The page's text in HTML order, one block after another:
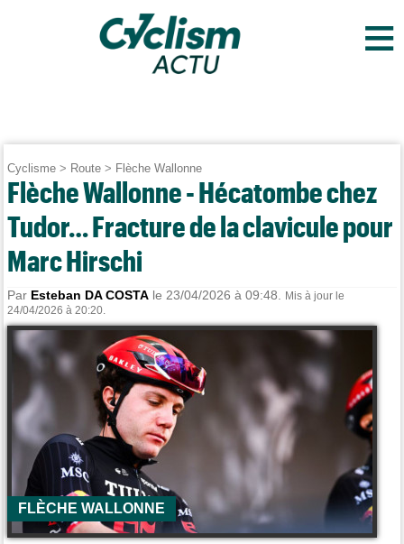
≡
Cyclisme > Route > Flèche Wallonne
Flèche Wallonne - Hécatombe chez
Tudor… Fracture de la clavicule pour
Marc Hirschi
Par Esteban DA COSTA le 23/04/2026 à 09:48.
Mis à jour le
24/04/2026 à 20:20.
FLÈCHE WALLONNE